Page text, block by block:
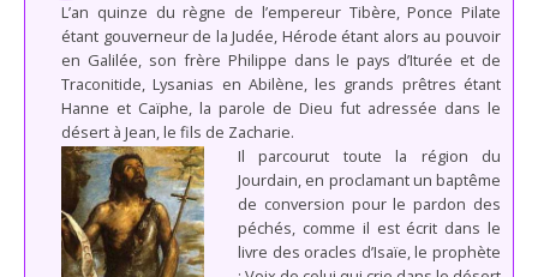
L’an quinze du règne de l’empereur Tibère, Ponce Pilate
étant gouverneur de la Judée, Hérode étant alors au pouvoir
en Galilée, son frère Philippe dans le pays d’Iturée et de
Traconitide, Lysanias en Abilène, les grands prêtres étant
Hanne et Caïphe, la parole de Dieu fut adressée dans le
désert à Jean, le fils de Zacharie.
Il parcourut toute la région du
Jourdain, en proclamant un baptême
de conversion pour le pardon des
péchés, comme il est écrit dans le
livre des oracles d’Isaïe, le prophète